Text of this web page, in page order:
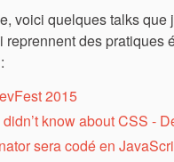
voici quelques talks que
reprennent des pratiques
2015
know about CSS -
sera codé en